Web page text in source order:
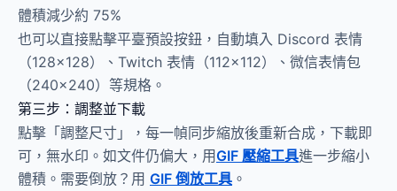
體積減少約 75%
也可以直接點擊平臺預設按鈕，自動填入 Discord 表情
（128×128）、Twitch 表情（112×112）、微信表情包
（240×240）等規格。
第三步：調整並下載
點擊「調整尺寸」，每一幀同步縮放後重新合成，下載即
可，無水印。如文件仍偏大，用GIF 壓縮工具進一步縮小
體積。需要倒放？用 GIF 倒放工具 。